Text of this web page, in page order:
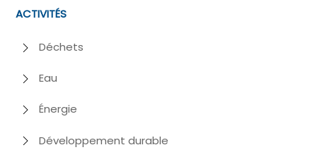
ACTIVITÉS
Déchets
Eau
Énergie
Développement durable